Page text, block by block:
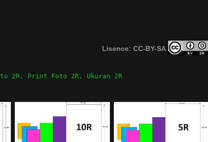
Lisence: CC-BY-SA
2R , Print Foto 2R , Ukuran 2R